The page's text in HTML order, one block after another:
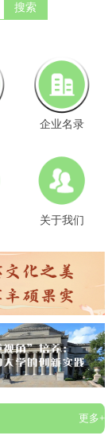
搜索
企业名录
关于我们
更多+